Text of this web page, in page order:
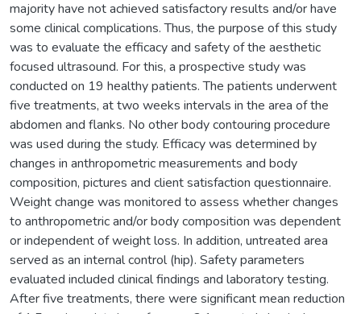
majority have not achieved satisfactory results and/or have
some clinical complications. Thus, the purpose of this study
was to evaluate the efficacy and safety of the aesthetic
focused ultrasound. For this, a prospective study was
conducted on 19 healthy patients. The patients underwent
five treatments, at two weeks intervals in the area of the
abdomen and flanks. No other body contouring procedure
was used during the study. Efficacy was determined by
changes in anthropometric measurements and body
composition, pictures and client satisfaction questionnaire.
Weight change was monitored to assess whether changes
to anthropometric and/or body composition was dependent
or independent of weight loss. In addition, untreated area
served as an internal control (hip). Safety parameters
evaluated included clinical findings and laboratory testing.
After five treatments, there were significant mean reduction